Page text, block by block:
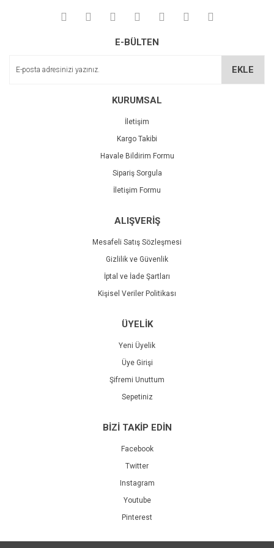
Yorum Yaz
Ürün açıklamasında eksik bilgiler bulunuyor.
Bu ürüne benzer farklı alternatifler olmalı.
Gönder
E-BÜLTEN
EKLE
KURUMSAL
İletişim
Kargo Takibi
Havale Bildirim Formu
Sipariş Sorgula
İletişim Formu
ALIŞVERİŞ
Mesafeli Satış Sözleşmesi
Gizlilik ve Güvenlik
İptal ve İade Şartları
Kişisel Veriler Politikası
ÜYELİK
Yeni Üyelik
Üye Girişi
Şifremi Unuttum
Sepetiniz
BİZİ TAKİP EDİN
Facebook
Twitter
Instagram
Youtube
Pinterest